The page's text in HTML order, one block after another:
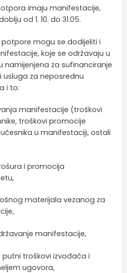
imaju manifestacije,
od 1. 10. do 31.05.
mogu se dodijeliti i
koje se održavaju u
namijenjena za sufinanciranje
za neposrednu
i to:
manifestacije (troškovi
troškovi promocije
u manifestaciji, ostali
i promocija
materijala vezanog za
manifestacije,
troškovi izvođača i
ugovora,